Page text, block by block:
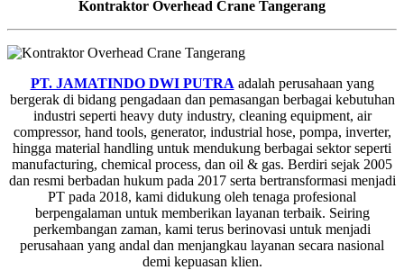
Kontraktor Overhead Crane Tangerang
PT. JAMATINDO DWI PUTRA adalah perusahaan yang
bergerak di bidang pengadaan dan pemasangan berbagai kebutuhan
industri seperti heavy duty industry, cleaning equipment, air
compressor, hand tools, generator, industrial hose, pompa, inverter,
hingga material handling untuk mendukung berbagai sektor seperti
manufacturing, chemical process, dan oil & gas. Berdiri sejak 2005
dan resmi berbadan hukum pada 2017 serta bertransformasi menjadi
PT pada 2018, kami didukung oleh tenaga profesional
berpengalaman untuk memberikan layanan terbaik. Seiring
perkembangan zaman, kami terus berinovasi untuk menjadi
perusahaan yang andal dan menjangkau layanan secara nasional
demi kepuasan klien.